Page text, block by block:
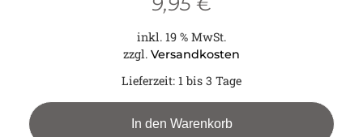
inkl. 19 % MwSt.
zzgl. Versandkosten
Lieferzeit: 1 bis 3 Tage
In den Warenkorb